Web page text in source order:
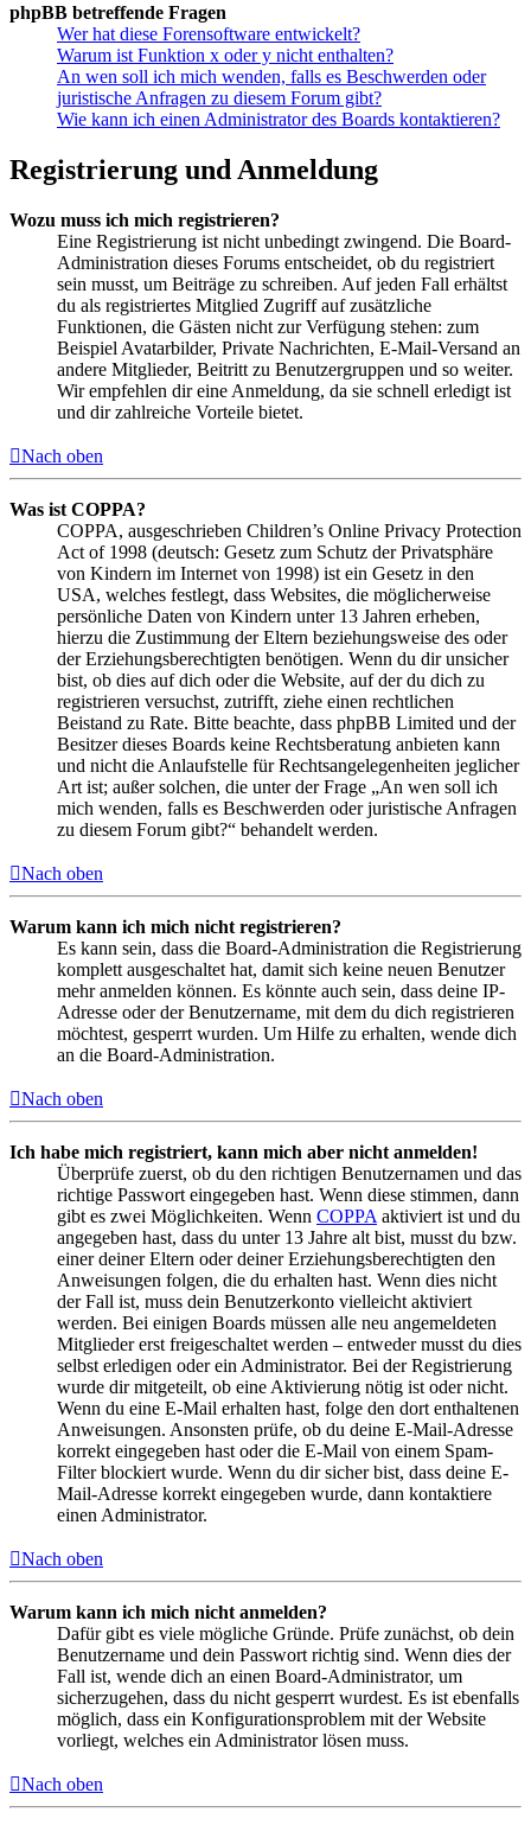
phpBB betreffende Fragen
Wer hat diese Forensoftware entwickelt?
Warum ist Funktion x oder y nicht enthalten?
An wen soll ich mich wenden, falls es Beschwerden oder
juristische Anfragen zu diesem Forum gibt?
Wie kann ich einen Administrator des Boards kontaktieren?
Registrierung und Anmeldung
Wozu muss ich mich registrieren?
Eine Registrierung ist nicht unbedingt zwingend. Die Board-
Administration dieses Forums entscheidet, ob du registriert
sein musst, um Beiträge zu schreiben. Auf jeden Fall erhältst
du als registriertes Mitglied Zugriff auf zusätzliche
Funktionen, die Gästen nicht zur Verfügung stehen: zum
Beispiel Avatarbilder, Private Nachrichten, E-Mail-Versand an
andere Mitglieder, Beitritt zu Benutzergruppen und so weiter.
Wir empfehlen dir eine Anmeldung, da sie schnell erledigt ist
und dir zahlreiche Vorteile bietet.
Nach oben
Was ist COPPA?
COPPA, ausgeschrieben Children’s Online Privacy Protection
Act of 1998 (deutsch: Gesetz zum Schutz der Privatsphäre
von Kindern im Internet von 1998) ist ein Gesetz in den
USA, welches festlegt, dass Websites, die möglicherweise
persönliche Daten von Kindern unter 13 Jahren erheben,
hierzu die Zustimmung der Eltern beziehungsweise des oder
der Erziehungsberechtigten benötigen. Wenn du dir unsicher
bist, ob dies auf dich oder die Website, auf der du dich zu
registrieren versuchst, zutrifft, ziehe einen rechtlichen
Beistand zu Rate. Bitte beachte, dass phpBB Limited und der
Besitzer dieses Boards keine Rechtsberatung anbieten kann
und nicht die Anlaufstelle für Rechtsangelegenheiten jeglicher
Art ist; außer solchen, die unter der Frage „An wen soll ich
mich wenden, falls es Beschwerden oder juristische Anfragen
zu diesem Forum gibt?“ behandelt werden.
Nach oben
Warum kann ich mich nicht registrieren?
Es kann sein, dass die Board-Administration die Registrierung
komplett ausgeschaltet hat, damit sich keine neuen Benutzer
mehr anmelden können. Es könnte auch sein, dass deine IP-
Adresse oder der Benutzername, mit dem du dich registrieren
möchtest, gesperrt wurden. Um Hilfe zu erhalten, wende dich
an die Board-Administration.
Nach oben
Ich habe mich registriert, kann mich aber nicht anmelden!
Überprüfe zuerst, ob du den richtigen Benutzernamen und das
richtige Passwort eingegeben hast. Wenn diese stimmen, dann
gibt es zwei Möglichkeiten. Wenn COPPA aktiviert ist und du
angegeben hast, dass du unter 13 Jahre alt bist, musst du bzw.
einer deiner Eltern oder deiner Erziehungsberechtigten den
Anweisungen folgen, die du erhalten hast. Wenn dies nicht
der Fall ist, muss dein Benutzerkonto vielleicht aktiviert
werden. Bei einigen Boards müssen alle neu angemeldeten
Mitglieder erst freigeschaltet werden – entweder musst du dies
selbst erledigen oder ein Administrator. Bei der Registrierung
wurde dir mitgeteilt, ob eine Aktivierung nötig ist oder nicht.
Wenn du eine E-Mail erhalten hast, folge den dort enthaltenen
Anweisungen. Ansonsten prüfe, ob du deine E-Mail-Adresse
korrekt eingegeben hast oder die E-Mail von einem Spam-
Filter blockiert wurde. Wenn du dir sicher bist, dass deine E-
Mail-Adresse korrekt eingegeben wurde, dann kontaktiere
einen Administrator.
Nach oben
Warum kann ich mich nicht anmelden?
Dafür gibt es viele mögliche Gründe. Prüfe zunächst, ob dein
Benutzername und dein Passwort richtig sind. Wenn dies der
Fall ist, wende dich an einen Board-Administrator, um
sicherzugehen, dass du nicht gesperrt wurdest. Es ist ebenfalls
möglich, dass ein Konfigurationsproblem mit der Website
vorliegt, welches ein Administrator lösen muss.
Nach oben